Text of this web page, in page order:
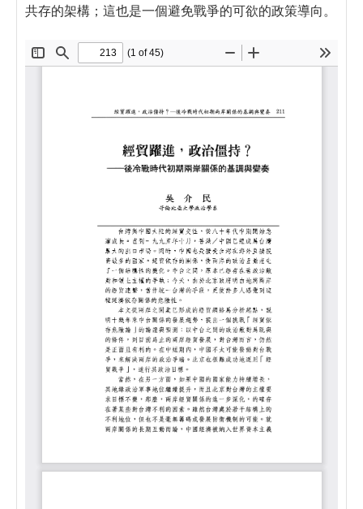
共存的架構；這也是一個避免戰爭的可欲的政策導向。